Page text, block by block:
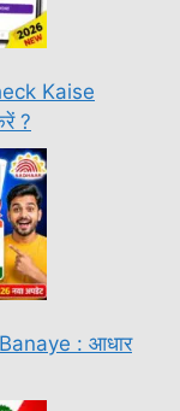
Kaise
?
: आधार